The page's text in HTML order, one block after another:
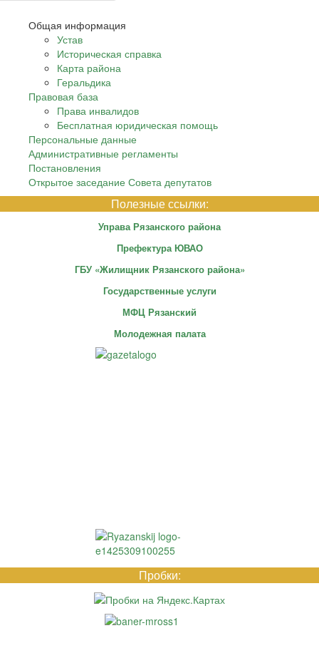
Общая информация
Устав
Историческая справка
Карта района
Геральдика
Правовая база
Права инвалидов
Бесплатная юридическая помощь
Персональные данные
Административные регламенты
Постановления
Открытое заседание Совета депутатов
Полезные ссылки:
Управа Рязанского района
Префектура ЮВАО
ГБУ «Жилищник Рязанского района»
Государственные услуги
МФЦ Рязанский
Молодежная палата
Пробки: